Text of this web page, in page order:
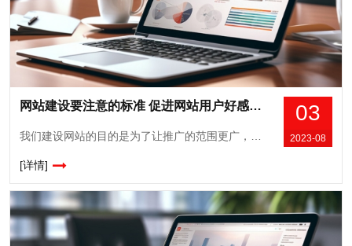
03
2023-08
网站建设要注意的标准 促进网站用户好感度！
[详情]